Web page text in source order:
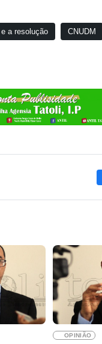
a resolução CNUDM
OPINIÃO